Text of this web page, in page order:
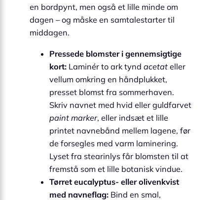
en bordpynt, men også et lille minde om
dagen – og måske en samtalestarter til
middagen.
Pressede blomster i gennemsigtige
kort: Laminér to ark tynd acetat eller
vellum omkring en håndplukket,
presset blomst fra sommerhaven.
Skriv navnet med hvid eller guldfarvet
paint marker, eller indsæt et lille
printet navnebånd mellem lagene, før
de forsegles med varm laminering.
Lyset fra stearinlys får blomsten til at
fremstå som et lille botanisk vindue.
Tørret eucalyptus- eller olivenkvist
med navneflag: Bind en smal,